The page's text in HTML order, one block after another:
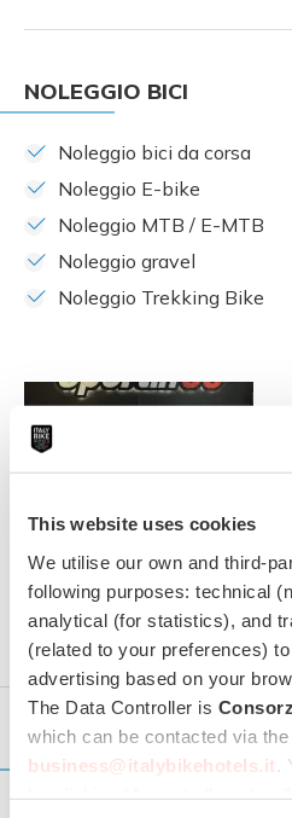
This website uses cookies
We utilise our own and third-
following purposes: technical
analytical (for statistics), and
(related to your preferences)
advertising based on your
The Data Controller is
which can be contacted via the
business@italybikehotels.it
NOLEGGIO BICI
Noleggio bici da corsa
Noleggio E-bike
Noleggio MTB / E-MTB
Noleggio gravel
Noleggio Trekking Bike
EBIKE BIANCHI E-OMNIA C-
TYPE 2023
OFFERTE DELL'HOTEL